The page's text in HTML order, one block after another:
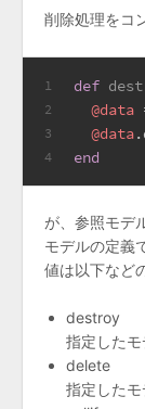
削除処理をコ
1
2
3
4
def
@data
@data
end
が、参照モデ
モデルの定義
値は以下など
destroy
指定したモ
delete
指定したモ